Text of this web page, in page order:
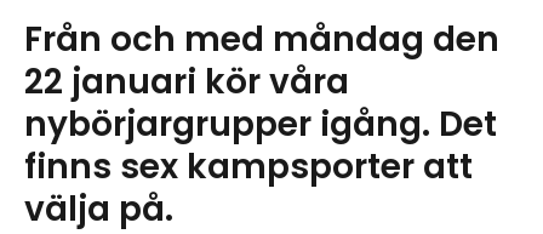
Från och med måndag den
22 januari kör våra
nybörjargrupper igång. Det
finns sex kampsporter att
välja på.